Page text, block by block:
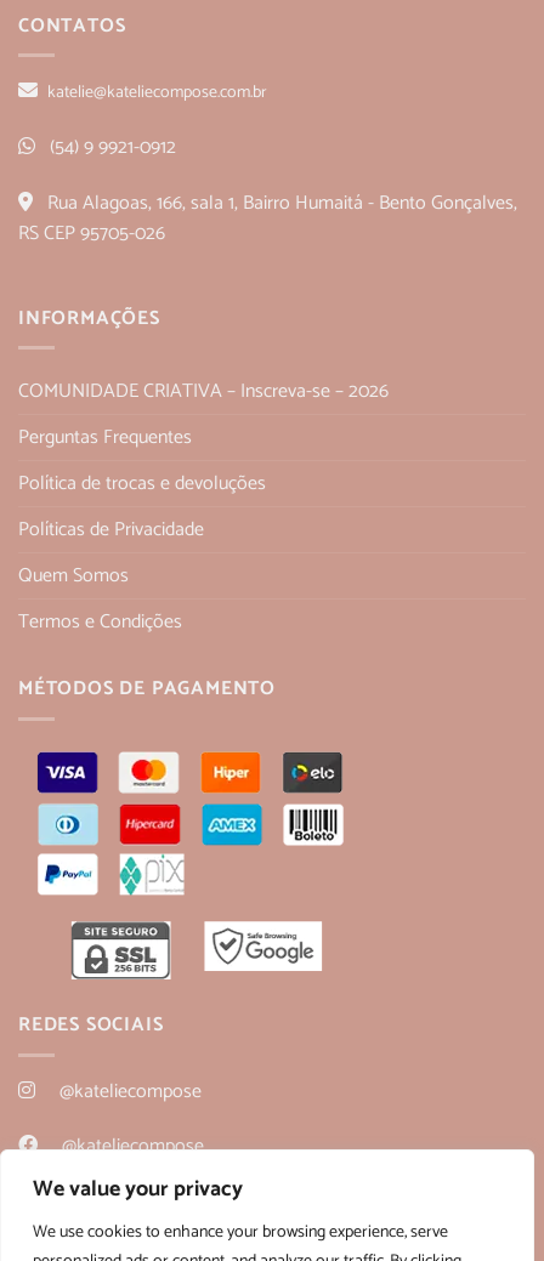
We value your privacy
We use cookies to enhance your browsing experience, serve
CONTATOS
katelie@kateliecompose.com.br
(54) 9 9921-0912
Rua Alagoas, 166, sala 1, Bairro Humaitá - Bento Gonçalves,
RS CEP 95705-026
INFORMAÇÕES
COMUNIDADE CRIATIVA – Inscreva-se – 2026
Perguntas Frequentes
Política de trocas e devoluções
Políticas de Privacidade
Quem Somos
Termos e Condições
MÉTODOS DE PAGAMENTO
REDES SOCIAIS
@kateliecompose
@kateliecompose
@kateliecompose